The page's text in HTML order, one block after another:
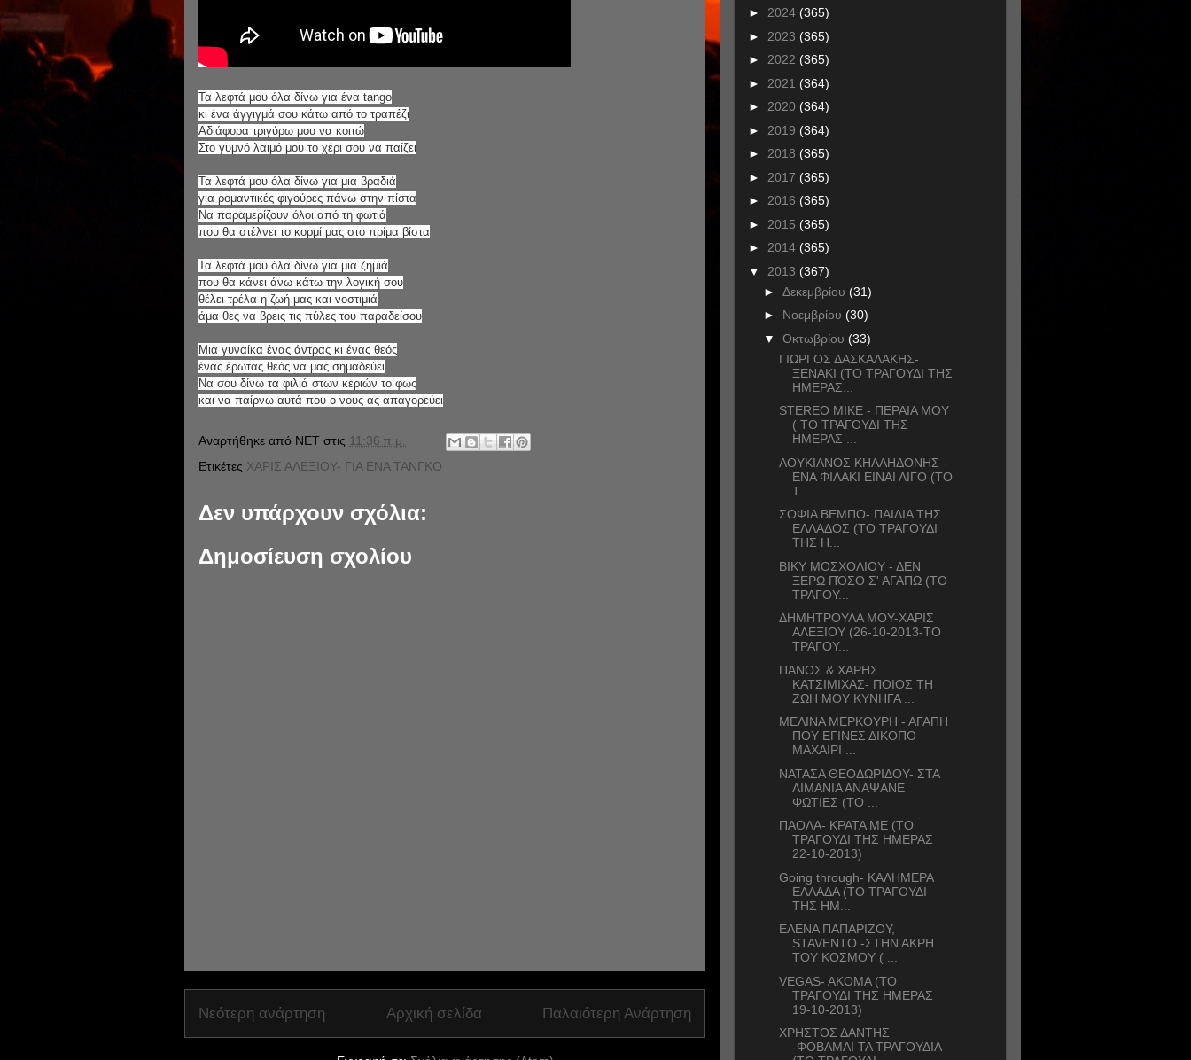
Τα λεφτά μου όλα δίνω για ένα tango
κι ένα άγγιγμά σου κάτω από το τραπέζι
Αδιάφορα τριγύρω μου να κοιτώ
Στο γυμνό λαιμό μου το χέρι σου να παίζει
Τα λεφτά μου όλα δίνω για μια βραδιά
για ρομαντικές φιγούρες πάνω στην πίστα
Να παραμερίζουν όλοι από τη φωτιά
που θα στέλνει το κορμί μας στο πρίμα βίστα
Τα λεφτά μου όλα δίνω για μια ζημιά
που θα κάνει άνω κάτω την λογική σου
θέλει τρέλα η ζωή μας και νοστιμιά
άμα θες να βρεις τις πύλες του παραδείσου
Μια γυναίκα ένας άντρας κι ένας θεός
ένας έρωτας θεός να μας σημαδεύει
Να σου δίνω τα φιλιά στων κεριών το φως
και να παίρνω αυτά που ο νους ας απαγορεύει
Αναρτήθηκε από NET στις 11:36 π.μ.
Ετικέτες ΧΑΡΙΣ ΑΛΕΞΙΟΥ- ΓΙΑ ΕΝΑ ΤΑΝΓΚΟ
Δεν υπάρχουν σχόλια:
Δημοσίευση σχολίου
Νεότερη ανάρτηση Παλαιότερη Ανάρτηση
Αρχική σελίδα
► 2024 (365)
► 2023 (365)
► 2022 (365)
► 2021 (364)
► 2020 (364)
► 2019 (364)
► 2018 (365)
► 2017 (365)
► 2016 (365)
► 2015 (365)
► 2014 (365)
▼ 2013 (367)
► Δεκεμβρίου (31)
► Νοεμβρίου (30)
▼ Οκτωβρίου (33)
ΓΙΩΡΓΟΣ ΔΑΣΚΑΛΑΚΗΣ-
ΞΕΝΑΚΙ (ΤΟ ΤΡΑΓΟΥΔΙ ΤΗΣ
ΗΜΕΡΑΣ...
STEREO MIKE - ΠΕΡΑΙΑ ΜΟΥ
( ΤΟ ΤΡΑΓΟΥΔΙ ΤΗΣ
ΗΜΕΡΑΣ ...
ΛΟΥΚΙΑΝΟΣ ΚΗΛΑΗΔΟΝΗΣ -
ΕΝΑ ΦΙΛΑΚΙ ΕΙΝΑΙ ΛΙΓΟ (ΤΟ
Τ...
ΣΟΦΙΑ ΒΕΜΠΟ- ΠΑΙΔΙΑ ΤΗΣ
ΕΛΛΑΔΟΣ (ΤΟ ΤΡΑΓΟΥΔΙ
ΤΗΣ Η...
ΒΙΚΥ ΜΟΣΧΟΛΙΟΥ - ΔΕΝ
ΞΕΡΩ ΠΌΣΟ Σ' ΑΓΑΠΩ (ΤΟ
ΤΡΑΓΟΥ...
ΔΗΜΗΤΡΟΥΛΑ ΜΟΥ-ΧΑΡΙΣ
ΑΛΕΞΙΟΥ (26-10-2013-ΤΟ
ΤΡΑΓΟΥ...
ΠΑΝΟΣ & ΧΑΡΗΣ
ΚΑΤΣΙΜΙΧΑΣ- ΠΟΙΟΣ ΤΗ
ΖΩΗ ΜΟΥ ΚΥΝΗΓΑ ...
ΜΕΛΙΝΑ ΜΕΡΚΟΥΡΗ - ΑΓΑΠΗ
ΠΟΥ ΕΓΙΝΕΣ ΔΙΚΟΠΟ
ΜΑΧΑΙΡΙ ...
ΝΑΤΑΣΑ ΘΕΟΔΩΡΙΔΟΥ- ΣΤΑ
ΛΙΜΑΝΙΑ ΑΝΑΨΑΝΕ
ΦΩΤΙΕΣ (ΤΟ ...
ΠΑΟΛΑ- ΚΡΑΤΑ ΜΕ (ΤΟ
ΤΡΑΓΟΥΔΙ ΤΗΣ ΗΜΕΡΑΣ
22-10-2013)
Going through- ΚΑΛΗΜΕΡΑ
ΕΛΛΑΔΑ (ΤΟ ΤΡΑΓΟΥΔΙ
ΤΗΣ ΗΜ...
ΕΛΕΝΑ ΠΑΠΑΡΙΖΟΥ,
STAVENTO -ΣΤΗΝ ΑΚΡΗ
ΤΟΥ ΚΟΣΜΟΥ ( ...
VEGAS- AKOMA (ΤΟ
ΤΡΑΓΟΥΔΙ ΤΗΣ ΗΜΕΡΑΣ
19-10-2013)
ΧΡΗΣΤΟΣ ΔΑΝΤΗΣ
-ΦΟΒΑΜΑΙ ΤΑ ΤΡΑΓΟΥΔΙΑ